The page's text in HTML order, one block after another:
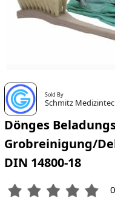
Sold By
Schmitz
Dönges
Grobreinigung/
DIN 14800-18